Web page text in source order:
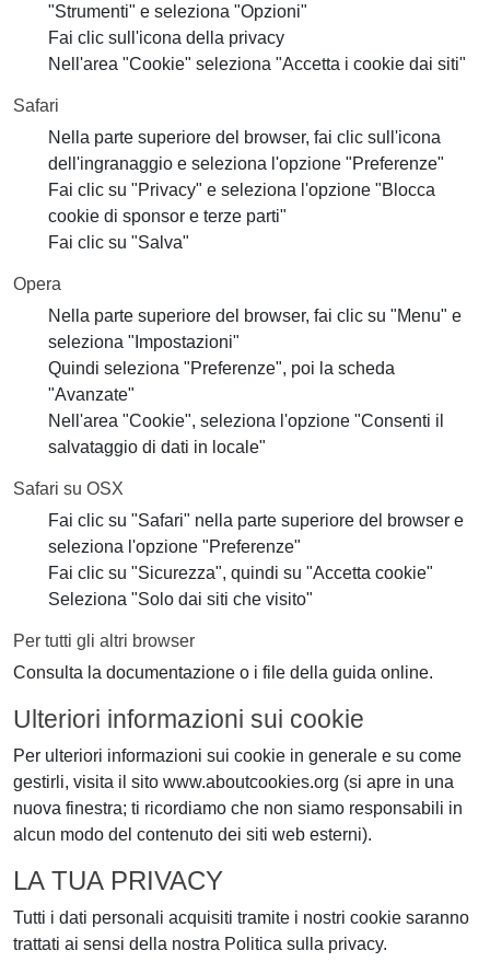
"Strumenti" e seleziona "Opzioni"
Fai clic sull'icona della privacy
Nell'area "Cookie" seleziona "Accetta i cookie dai siti"
Safari
Nella parte superiore del browser, fai clic sull'icona
dell'ingranaggio e seleziona l'opzione "Preferenze"
Fai clic su "Privacy" e seleziona l'opzione "Blocca
cookie di sponsor e terze parti"
Fai clic su "Salva"
Opera
Nella parte superiore del browser, fai clic su "Menu" e
seleziona "Impostazioni"
Quindi seleziona "Preferenze", poi la scheda
"Avanzate"
Nell'area "Cookie", seleziona l'opzione "Consenti il
salvataggio di dati in locale"
Safari su OSX
Fai clic su "Safari" nella parte superiore del browser e
seleziona l'opzione "Preferenze"
Fai clic su "Sicurezza", quindi su "Accetta cookie"
Seleziona "Solo dai siti che visito"
Per tutti gli altri browser
Consulta la documentazione o i file della guida online.
Ulteriori informazioni sui cookie
Per ulteriori informazioni sui cookie in generale e su come
gestirli, visita il sito www.aboutcookies.org (si apre in una
nuova finestra; ti ricordiamo che non siamo responsabili in
alcun modo del contenuto dei siti web esterni).
LA TUA PRIVACY
Tutti i dati personali acquisiti tramite i nostri cookie saranno
trattati ai sensi della nostra Politica sulla privacy.